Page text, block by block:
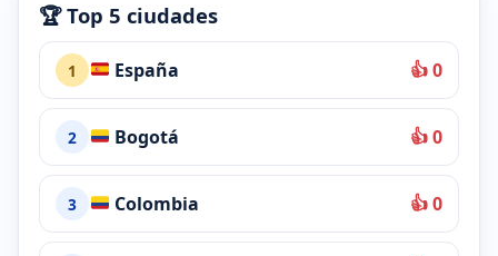
🏆 Top 5 ciudades
1 España 👍 0
2 Bogotá 👍 0
3 Colombia 👍 0